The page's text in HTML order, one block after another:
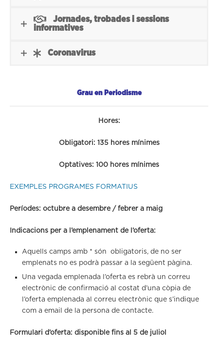
Jornades, trobades i sessions
informatives
Coronavirus
Grau en Periodisme
Hores:
Obligatori: 135 hores mínimes
Optatives: 100 hores mínimes
EXEMPLES PROGRAMES FORMATIUS
Períodes: octubre a desembre / febrer a maig
Indicacions per a l’emplenament de l’oferta:
Aquells camps amb * són obligatoris, de no ser
emplenats no es podrà passar a la següent pàgina.
Una vegada emplenada l’oferta es rebrà un correu
electrònic de confirmació al costat d’una còpia de
l’oferta emplenada al correu electrònic que s’indique
com a email de la persona de contacte.
Formulari d’oferta: disponible fins al 5 de juliol